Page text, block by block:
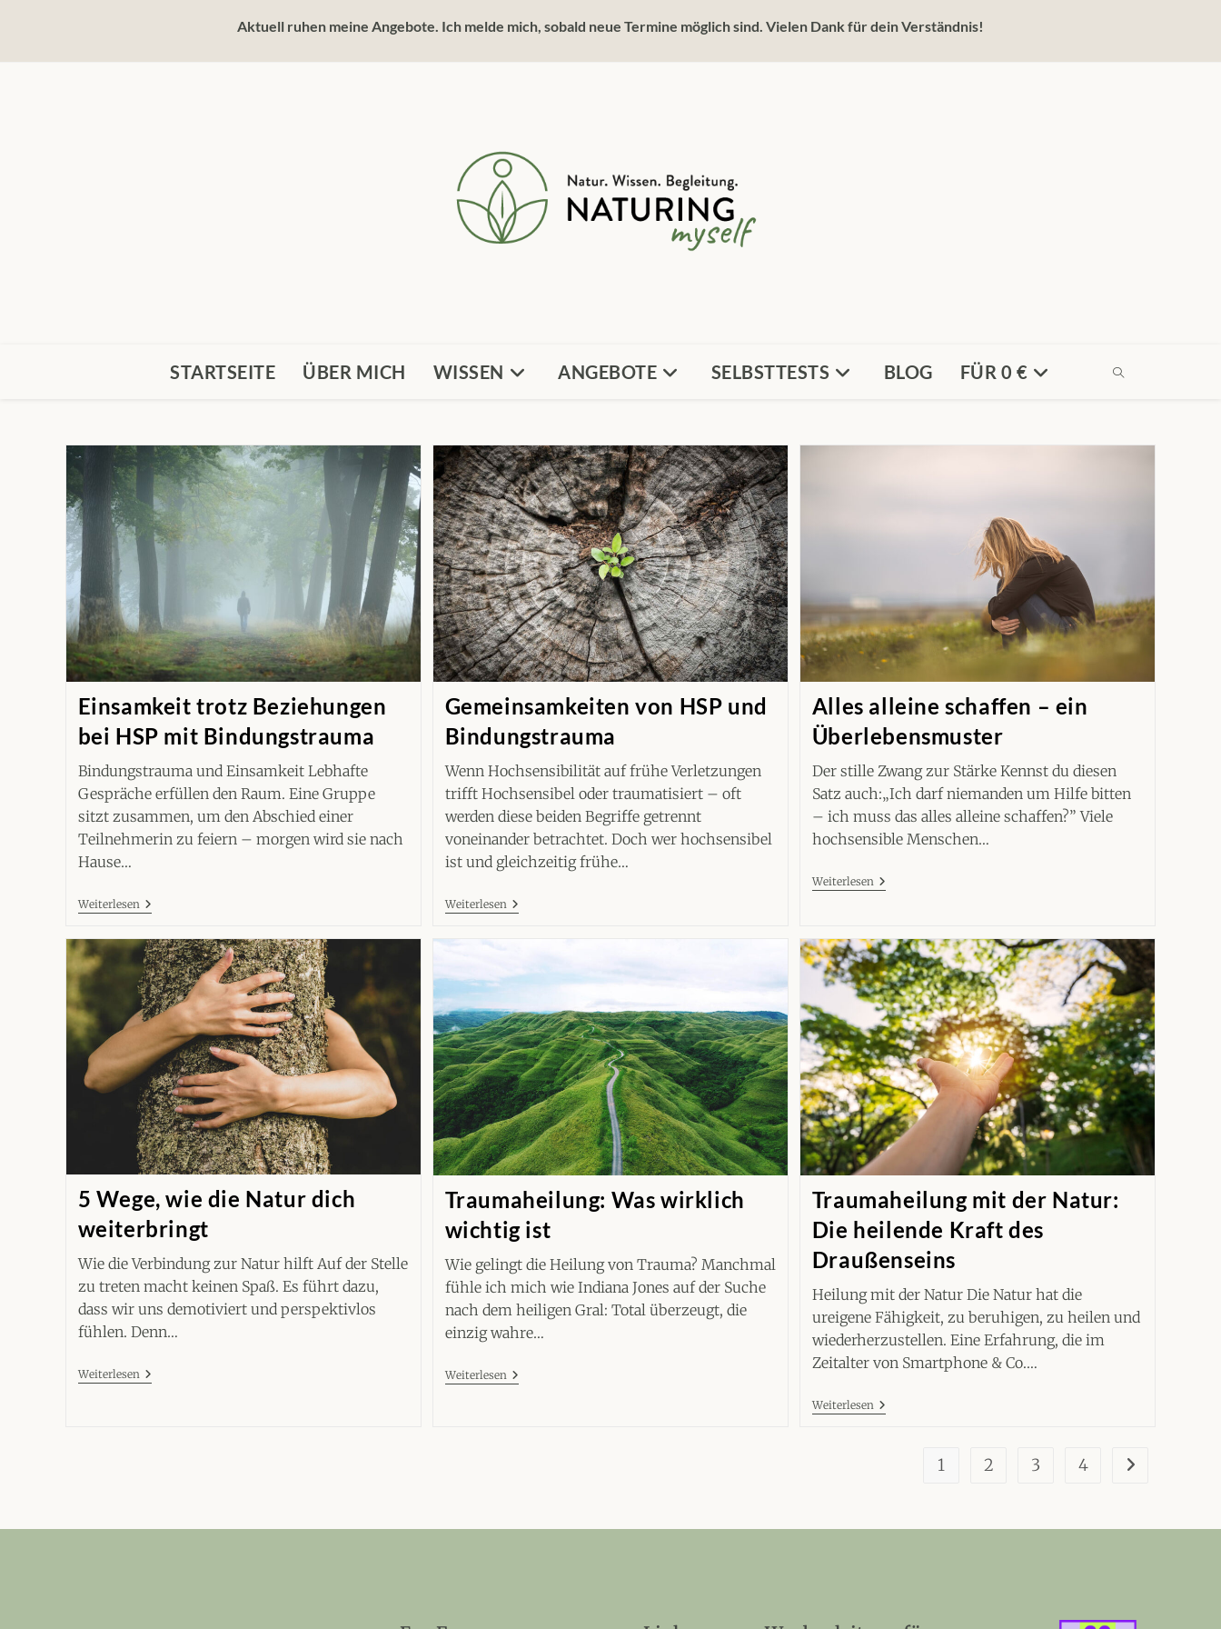
Aktuell ruhen meine Angebote. Ich melde mich, sobald neue Termine möglich sind. Vielen Dank für dein Verständnis!
STARTSEITE ÜBER MICH WISSEN ANGEBOTE SELBSTTESTS BLOG FÜR 0 €
Einsamkeit trotz Beziehungen
bei HSP mit Bindungstrauma
Bindungstrauma und Einsamkeit Lebhafte
Gespräche erfüllen den Raum. Eine Gruppe
sitzt zusammen, um den Abschied einer
Teilnehmerin zu feiern – morgen wird sie nach
Hause…
WeiterlesenEinsamkeit
Bei
HSP
Mit
Bindungstrauma
Gemeinsamkeiten von HSP und
Bindungstrauma
Wenn Hochsensibilität auf frühe Verletzungen
trifft Hochsensibel oder traumatisiert – oft
werden diese beiden Begriffe getrennt
voneinander betrachtet. Doch wer hochsensibel
ist und gleichzeitig frühe…
WeiterlesenGemeinsamkeiten
Alles alleine schaffen – ein
Überlebensmuster
Der stille Zwang zur Stärke Kennst du diesen
Satz auch:„Ich darf niemanden um Hilfe bitten
– ich muss das alles alleine schaffen?” Viele
hochsensible Menschen…
WeiterlesenAlles
Ein
Überlebensmuster
5 Wege, wie die Natur dich
weiterbringt
Wie die Verbindung zur Natur hilft Auf der Stelle
zu treten macht keinen Spaß. Es führt dazu,
dass wir uns demotiviert und perspektivlos
fühlen. Denn…
Weiterlesen5
Traumaheilung: Was wirklich
wichtig ist
Wie gelingt die Heilung von Trauma? Manchmal
fühle ich mich wie Indiana Jones auf der Suche
nach dem heiligen Gral: Total überzeugt, die
einzig wahre…
WeiterlesenTraumaheilung:
Was
Traumaheilung mit der Natur:
Die heilende Kraft des
Draußenseins
Heilung mit der Natur Die Natur hat die
ureigene Fähigkeit, zu beruhigen, zu heilen und
wiederherzustellen. Eine Erfahrung, die im
Zeitalter von Smartphone & Co.…
WeiterlesenTraumaheilung
Mit
1 2 3 4 Zur nächsten